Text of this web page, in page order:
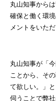
丸山知事から
確保と働く環
メントをいただ
丸山知事が「
ことから、そ
て欲しい。」
伺うことで弊